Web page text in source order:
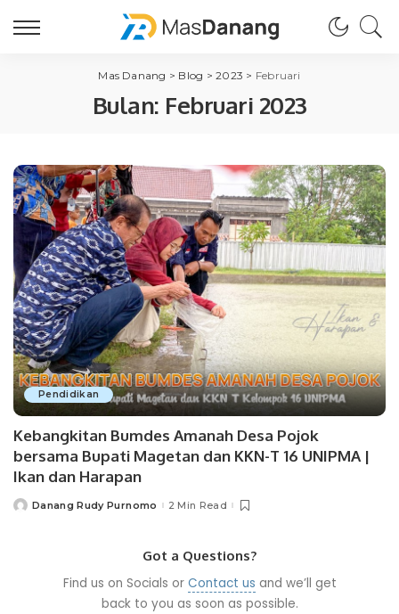
Mas Danang > Blog >2023 > Februari
Bulan: Februari 2023
Pendidikan
Kebangkitan Bumdes Amanah Desa Pojok
bersama Bupati Magetan dan KKN-T 16 UNIPMA |
Ikan dan Harapan
PostedDanang Rudy Purnomo 2 Min Read
Got a Questions?
Find us on Socials or Contact us and we’ll get
back to you as soon as possible.